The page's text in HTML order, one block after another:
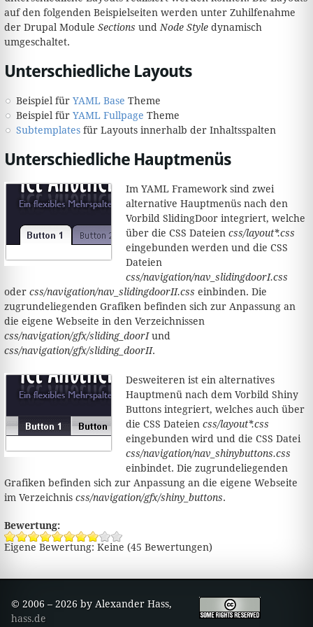
auf den folgenden Beispielseiten werden unter Zuhilfenahme
der Drupal Module Sections und Node Style dynamisch
umgeschaltet.
Unterschiedliche Layouts
Beispiel für YAML Base Theme
Beispiel für YAML Fullpage Theme
Subtemplatesfür Layouts innerhalb der Inhaltsspalten
Unterschiedliche Hauptmenüs
Im YAML Framework sind zwei
alternative Hauptmenüs nach den
Vorbild SlidingDoor integriert, welche
über die CSS Dateien css/layout*.css
eingebunden werden und die CSS
Dateien
css/navigation/nav_slidingdoorI.css
oder css/navigation/nav_slidingdoorII.css einbinden. Die
zugrundeliegenden Grafiken befinden sich zur Anpassung an
die eigene Webseite in den Verzeichnissen
css/navigation/gfx/sliding_doorIund
css/navigation/gfx/sliding_doorII.
Desweiteren ist ein alternatives
Hauptmenü nach dem Vorbild Shiny
Buttons integriert, welches auch über
die CSS Dateien css/layout*.css
eingebunden wird und die CSS Datei
css/navigation/nav_shinybuttons.css
einbindet. Die zugrundeliegenden
Grafiken befinden sich zur Anpassung an die eigene Webseite
im Verzeichnis css/navigation/gfx/shiny_buttons.
Bewertung:
Eigene Bewertung: Keine (45 Bewertungen)
© 2006 – 2026 by Alexander Hass,
hass.de